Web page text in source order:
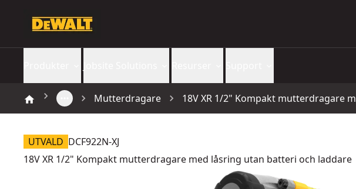
Mutterdragare 18V XR 1/2" Kompakt mutterdragare
UTVALD DCF922N-XJ
18V XR 1/2" Kompakt mutterdragare med låsring utan batteri och laddare